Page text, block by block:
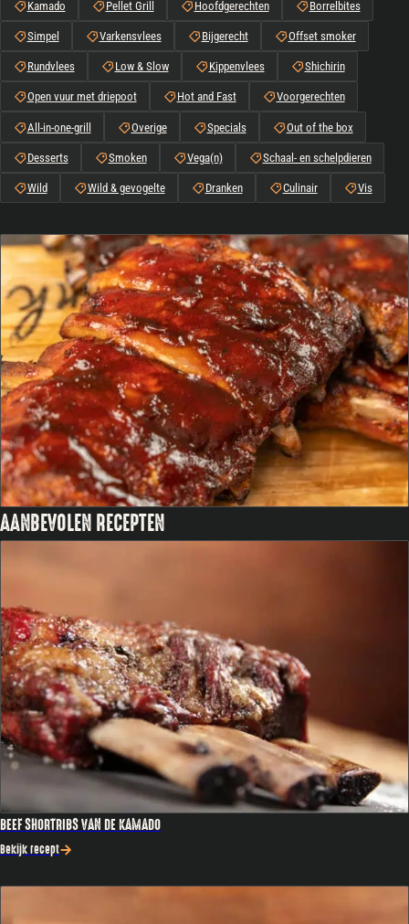
Kamado Pellet Grill Hoofdgerechten Borrelbites
Simpel Varkensvlees Bijgerecht Offset smoker
Rundvlees Low & Slow Kippenvlees Shichirin
Open vuur met driepoot Hot and Fast Voorgerechten
All-in-one-grill Overige Specials Out of the box
Desserts Smoken Vega(n) Schaal- en schelpdieren
Wild Wild & gevogelte Dranken Culinair Vis
AANBEVOLEN RECEPTEN
BEEF SHORTRIBS VAN DE KAMADO
Bekijk recept